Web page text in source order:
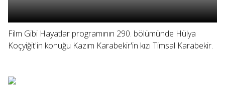
Film Gibi Hayatlar programının 290. bölümünde Hülya
Koçyiğit'in konuğu Kazım Karabekir'in kızı Timsal Karabekir.